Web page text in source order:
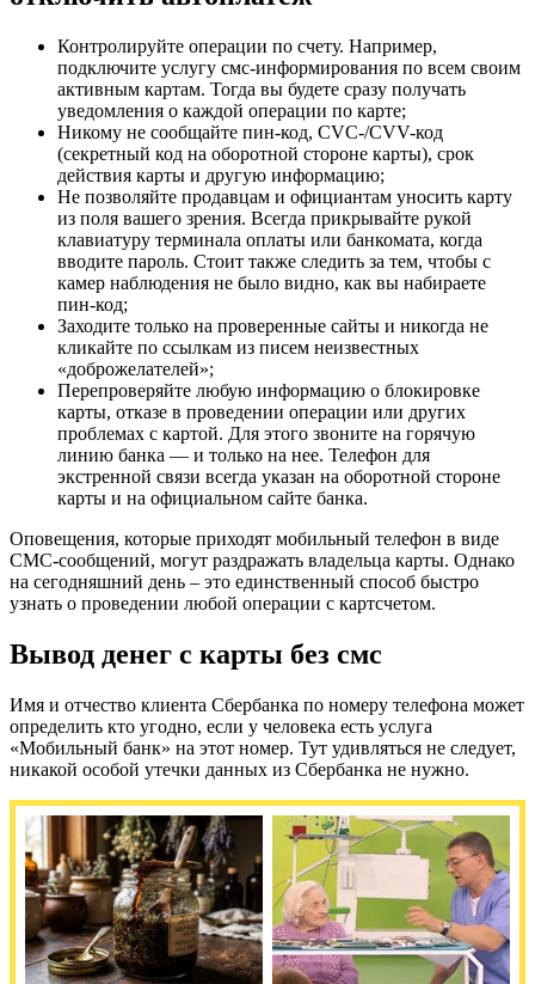
Контролируйте операции по счету. Например,
подключите услугу смс-информирования по всем своим
активным картам. Тогда вы будете сразу получать
уведомления о каждой операции по карте;
Никому не сообщайте пин-код, CVC-/CVV-код
(секретный код на оборотной стороне карты), срок
действия карты и другую информацию;
Не позволяйте продавцам и официантам уносить карту
из поля вашего зрения. Всегда прикрывайте рукой
клавиатуру терминала оплаты или банкомата, когда
вводите пароль. Стоит также следить за тем, чтобы с
камер наблюдения не было видно, как вы набираете
пин-код;
Заходите только на проверенные сайты и никогда не
кликайте по ссылкам из писем неизвестных
«доброжелателей»;
Перепроверяйте любую информацию о блокировке
карты, отказе в проведении операции или других
проблемах с картой. Для этого звоните на горячую
линию банка — и только на нее. Телефон для
экстренной связи всегда указан на оборотной стороне
карты и на официальном сайте банка.
Оповещения, которые приходят мобильный телефон в виде
СМС-сообщений, могут раздражать владельца карты. Однако
на сегодняшний день – это единственный способ быстро
узнать о проведении любой операции с картсчетом.
Вывод денег с карты без смс
Имя и отчество клиента Сбербанка по номеру телефона может
определить кто угодно, если у человека есть услуга
«Мобильный банк» на этот номер. Тут удивляться не следует,
никакой особой утечки данных из Сбербанка не нужно.